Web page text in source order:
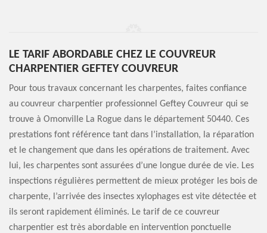
LE TARIF ABORDABLE CHEZ LE COUVREUR
CHARPENTIER GEFTEY COUVREUR
Pour tous travaux concernant les charpentes, faites confiance
au couvreur charpentier professionnel Geftey Couvreur qui se
trouve à Omonville La Rogue dans le département 50440. Ces
prestations font référence tant dans l’installation, la réparation
et le changement que dans les opérations de traitement. Avec
lui, les charpentes sont assurées d’une longue durée de vie. Les
inspections régulières permettent de mieux protéger les bois de
charpente, l’arrivée des insectes xylophages est vite détectée et
ils seront rapidement éliminés. Le tarif de ce couvreur
charpentier est très abordable en intervention ponctuelle